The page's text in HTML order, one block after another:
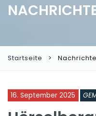
Startseite
16. September 2025